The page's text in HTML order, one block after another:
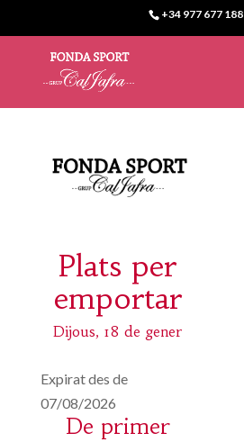
+34 977 677 188
Plats per
emportar
Dijous, 18 de gener
Expirat des de
07/08/2026
De primer